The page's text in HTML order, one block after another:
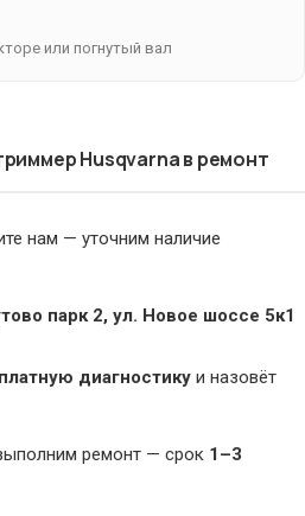
или погнутый вал
Husqvarna в ремонт
нам — уточним наличие
парк 2, ул. Новое шоссе 5к1
диагностику и назовёт
ремонт — срок 1–3